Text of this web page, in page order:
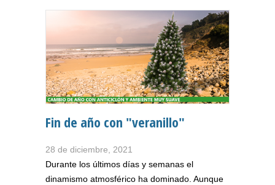
Fin de año con "veranillo"
28 de diciembre, 2021
Durante los últimos días y semanas el
dinamismo atmosférico ha dominado. Aunque